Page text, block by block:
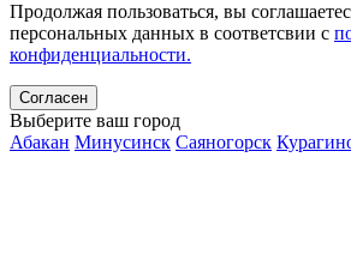
Продолжая пользоваться, вы
персональных данных в соответсвии с
конфиденциальности.
Согласен
Выберите ваш город
Абакан Минусинск Саяногорск